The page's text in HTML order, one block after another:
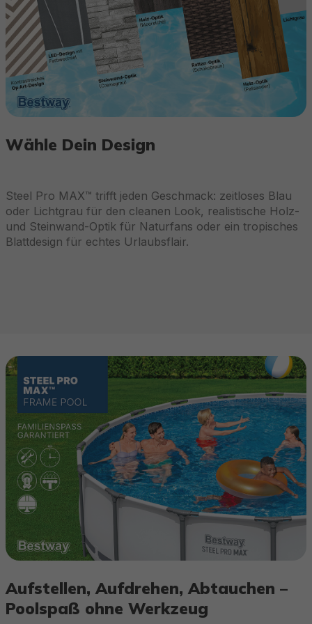
Wähle Dein Design
Steel Pro MAX™ trifft jeden Geschmack: zeitloses Blau
oder Lichtgrau für den cleanen Look, realistische Holz-
und Steinwand-Optik für Naturfans oder ein tropisches
Blattdesign für echtes Urlaubsflair.
Aufstellen, Aufdrehen, Abtauchen –
Poolspaß ohne Werkzeug